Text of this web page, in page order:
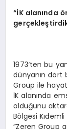
“İK alanında ö
1973’ten bu
dünyanın dört
Group ile
İK alanında
olduğunu
Bölgesi
“Zeren Group